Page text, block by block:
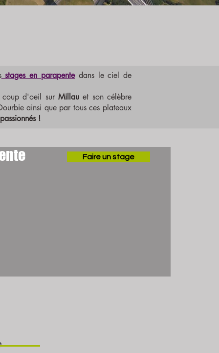
stages en parapente dans le ciel de
coup d'oeil sur Millauet son célèbre
ainsi que par tous ces plateaux
passionnés !
Faire un stage